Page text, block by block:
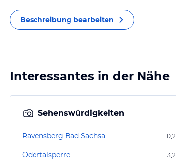
Beschreibung bearbeiten
Interessantes in der Nähe
Sehenswürdigkeiten
Ravensberg Bad Sachsa 0,2
Odertalsperre 3,2